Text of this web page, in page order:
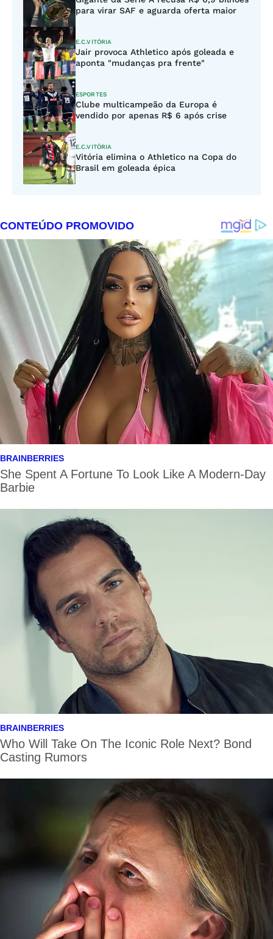
para virar SAF e aguarda oferta maior
E.C.VITÓRIA
Jair provoca Athletico após goleada e
aponta "mudanças pra frente"
ESPORTES
Clube multicampeão da Europa é
vendido por apenas R$ 6 após crise
E.C.VITÓRIA
Vitória elimina o Athletico na Copa do
Brasil em goleada épica